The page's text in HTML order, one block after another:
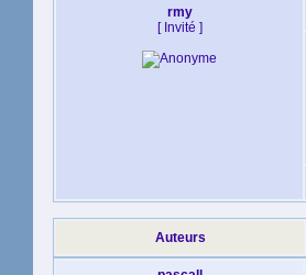
rmy
[ Invité ]
Auteurs